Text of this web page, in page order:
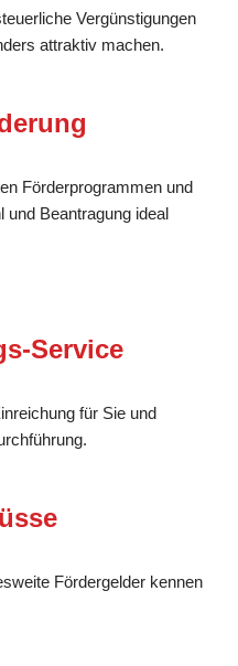
Vergünstigungen
attraktiv machen.
Förderprogrammen und
und Beantragung ideal
Service
für Sie und
Fördergelder kennen